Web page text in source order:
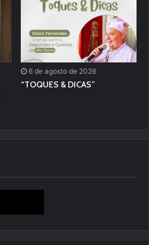
6 de agosto de 2026
“TOQUES & DICAS”